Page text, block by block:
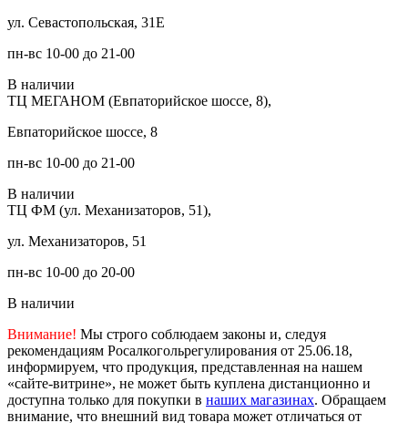
ул. Севастопольская, 31Е
пн-вс 10-00 до 21-00
В наличии
ТЦ МЕГАНОМ (Евпаторийское шоссе, 8),
Евпаторийское шоссе, 8
пн-вс 10-00 до 21-00
В наличии
ТЦ ФМ (ул. Механизаторов, 51),
ул. Механизаторов, 51
пн-вс 10-00 до 20-00
В наличии
Внимание! Мы строго соблюдаем законы и, следуя
рекомендациям Росалкогольрегулирования от 25.06.18,
информируем, что продукция, представленная на нашем
«сайте-витрине», не может быть куплена дистанционно и
доступна только для покупки в наших магазинах. Обращаем
внимание, что внешний вид товара может отличаться от